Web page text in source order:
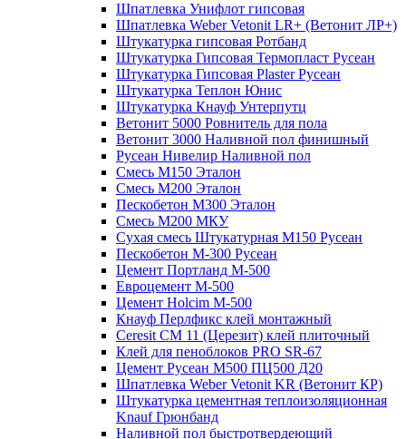
Шпатлевка Унифлот гипсовая
Шпатлевка Weber Vetonit LR+ (Ветонит ЛР+)
Штукатурка гипсовая Ротбанд
Штукатурка Гипсовая Термопласт Русеан
Штукатурка Гипсовая Plaster Русеан
Штукатурка Теплон Юнис
Штукатурка Кнауф Унтерпутц
Ветонит 5000 Ровнитель для пола
Ветонит 3000 Наливной пол финишный
Русеан Нивелир Наливной пол
Смесь М150 Эталон
Смесь М200 Эталон
Пескобетон М300 Эталон
Смесь М200 МКУ
Сухая смесь Штукатурная М150 Русеан
Пескобетон М-300 Русеан
Цемент Портланд М-500
Евроцемент М-500
Цемент Holcim М-500
Кнауф Перлфикс клей монтажный
Сeresit СМ 11 (Церезит) клей плиточный
Клей для пеноблоков PRO SR-67
Цемент Русеан М500 ПЦ500 Д20
Шпатлевка Weber Vetonit KR (Ветонит КР)
Штукатурка цементная теплоизоляционная
Knauf Грюнбанд
Наливной пол быстротвердеющий